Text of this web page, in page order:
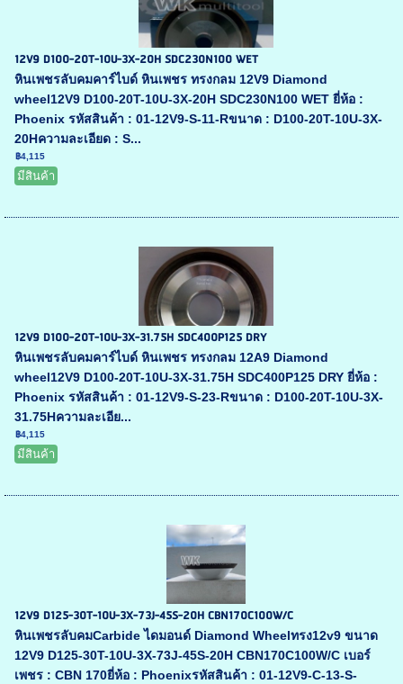
12V9 D100-20T-10U-3X-20H SDC230N100 WET
หินเพชรลับคมคาร์ไบด์ หินเพชร ทรงกลม 12V9 Diamond
wheel12V9 D100-20T-10U-3X-20H SDC230N100 WET ยี่ห้อ :
Phoenix รหัสสินค้า : 01-12V9-S-11-Rขนาด : D100-20T-10U-3X-
20Hความละเอียด : S...
฿4,115
มีสินค้า
12V9 D100-20T-10U-3X-31.75H SDC400P125 DRY
หินเพชรลับคมคาร์ไบด์ หินเพชร ทรงกลม 12A9 Diamond
wheel12V9 D100-20T-10U-3X-31.75H SDC400P125 DRY ยี่ห้อ :
Phoenix รหัสสินค้า : 01-12V9-S-23-Rขนาด : D100-20T-10U-3X-
31.75Hความละเอีย...
฿4,115
มีสินค้า
12V9 D125-30T-10U-3X-73J-45S-20H CBN170C100W/C
หินเพชรลับคมCarbide ไดมอนด์ Diamond Wheelทรง12v9 ขนาด
12V9 D125-30T-10U-3X-73J-45S-20H CBN170C100W/C เบอร์
เพชร : CBN 170ยี่ห้อ : Phoenixรหัสสินค้า : 01-12V9-C-13-S-